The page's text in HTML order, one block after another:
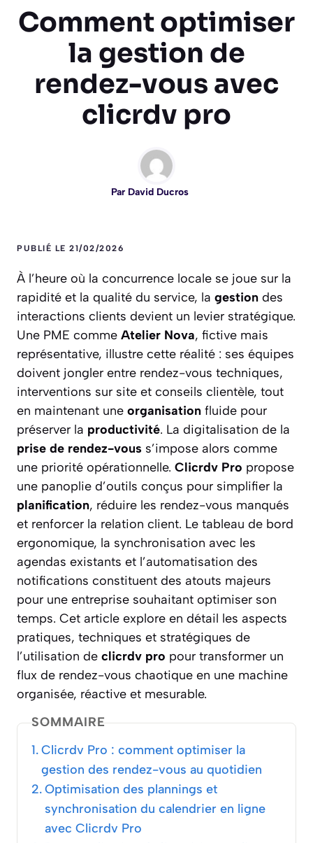
Comment optimiser
la gestion de
rendez-vous avec
clicrdv pro
Par David Ducros
PUBLIÉ LE 21/02/2026
À l’heure où la concurrence locale se joue sur la
rapidité et la qualité du service, la gestion des
interactions clients devient un levier stratégique.
Une PME comme Atelier Nova, fictive mais
représentative, illustre cette réalité : ses équipes
doivent jongler entre rendez-vous techniques,
interventions sur site et conseils clientèle, tout
en maintenant une organisation fluide pour
préserver la productivité. La digitalisation de la
prise de rendez-vous s’impose alors comme
une priorité opérationnelle. Clicrdv Pro propose
une panoplie d’outils conçus pour simplifier la
planification, réduire les rendez-vous manqués
et renforcer la relation client. Le tableau de bord
ergonomique, la synchronisation avec les
agendas existants et l’automatisation des
notifications constituent des atouts majeurs
pour une entreprise souhaitant optimiser son
temps. Cet article explore en détail les aspects
pratiques, techniques et stratégiques de
l’utilisation de clicrdv pro pour transformer un
flux de rendez-vous chaotique en une machine
organisée, réactive et mesurable.
SOMMAIRE
Clicrdv Pro : comment optimiser la
gestion des rendez-vous au quotidien
Optimisation des plannings et
synchronisation du calendrier en ligne
avec Clicrdv Pro